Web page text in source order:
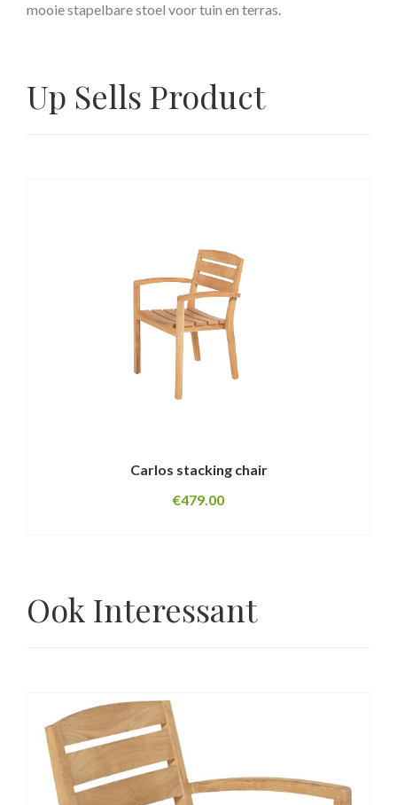
mooie stapelbare stoel voor tuin en terras.
Up Sells Product
Carlos stacking chair
€479.00
Ook Interessant